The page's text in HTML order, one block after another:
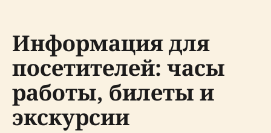
Информация для
посетителей: часы
работы, билеты и
экскурсии